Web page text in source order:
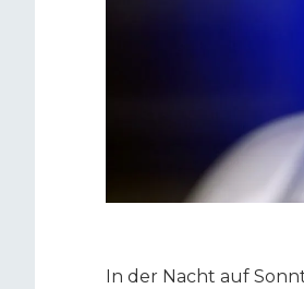
In der Nacht auf